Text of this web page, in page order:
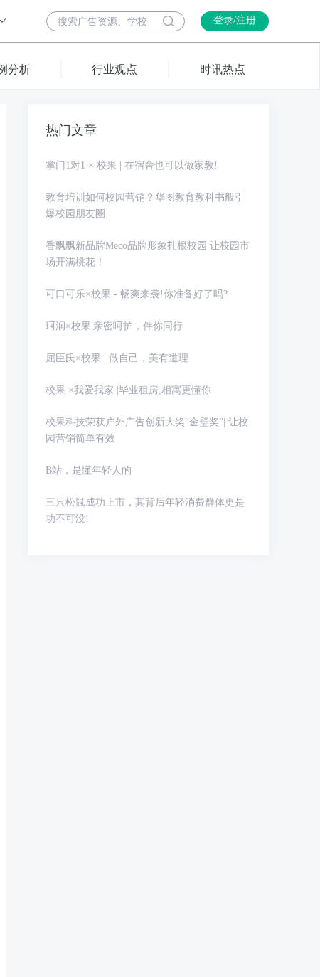
登录/注册
分析 行业观点 时讯热点
热门文章
掌门1对1 × 校果 | 在宿舍也可以做家教!
教育培训如何校园营销？华图教育教科书般引
爆校园朋友圈
香飘飘新品牌Meco品牌形象扎根校园 让校园市
场开满桃花！
可口可乐×校果 - 畅爽来袭!你准备好了吗?
珂润×校果|亲密呵护，伴你同行
屈臣氏×校果 | 做自己，美有道理
校果 ×我爱我家 |毕业租房,相寓更懂你
校果科技荣获户外广告创新大奖“金璧奖”| 让校
园营销简单有效
B站，是懂年轻人的
三只松鼠成功上市，其背后年轻消费群体更是
功不可没!